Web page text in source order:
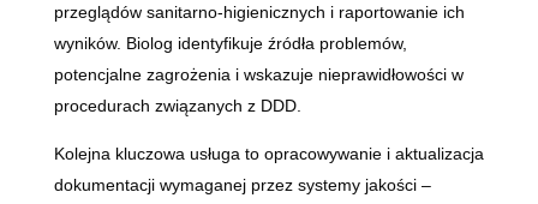
przeglądów sanitarno-higienicznych i raportowanie ich
wyników. Biolog identyfikuje źródła problemów,
potencjalne zagrożenia i wskazuje nieprawidłowości w
procedurach związanych z DDD.
Kolejna kluczowa usługa to opracowywanie i aktualizacja
dokumentacji wymaganej przez systemy jakości –